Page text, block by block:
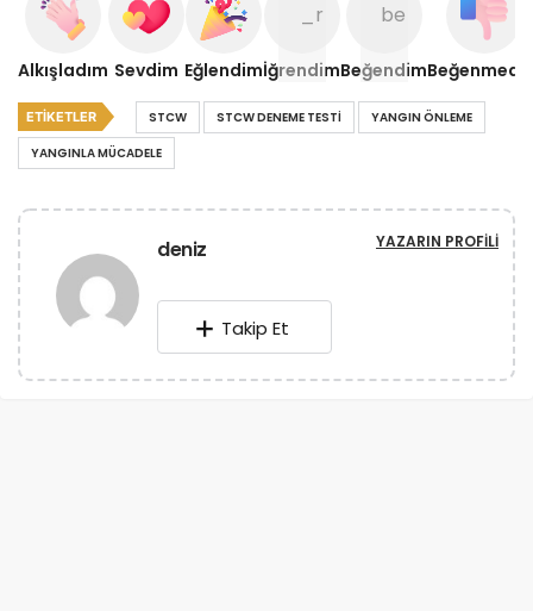
Alkışladım Sevdim EğlendimİğrendimBeğendim
ETIKETLER STCW STCW DENEME TESTI
YANGIN ÖNLEME
YANGINLA MÜCADELE
deniz YAZARIN PROFILI
Takip Et